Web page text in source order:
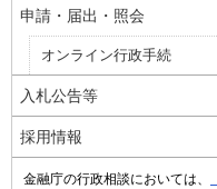
申請・届出・照会
オンライン行政手続
入札公告等
採用情報
金融庁の行政相談においては、